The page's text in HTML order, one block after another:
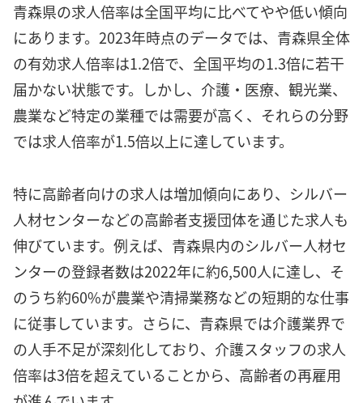
青森県の求人倍率は全国平均に比べてやや低い傾向
にあります。2023年時点のデータでは、青森県全体
の有効求人倍率は1.2倍で、全国平均の1.3倍に若干
届かない状態です。しかし、介護・医療、観光業、
農業など特定の業種では需要が高く、それらの分野
では求人倍率が1.5倍以上に達しています。
特に高齢者向けの求人は増加傾向にあり、シルバー
人材センターなどの高齢者支援団体を通じた求人も
伸びています。例えば、青森県内のシルバー人材セ
ンターの登録者数は2022年に約6,500人に達し、そ
のうち約60%が農業や清掃業務などの短期的な仕事
に従事しています。さらに、青森県では介護業界で
の人手不足が深刻化しており、介護スタッフの求人
倍率は3倍を超えていることから、高齢者の再雇用